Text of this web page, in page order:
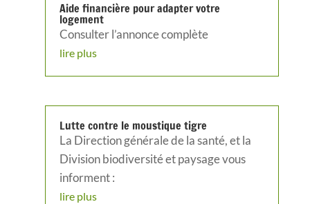
Aide financière pour adapter votre
logement
Consulter l’annonce complète
lire plus
Lutte contre le moustique tigre
La Direction générale de la santé, et la
Division biodiversité et paysage vous
informent :
lire plus